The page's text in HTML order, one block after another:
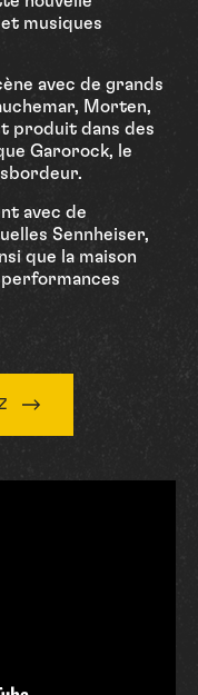
musiques
avec de grands
Morten,
produit dans des
Garorock, le
avec de
Sennheiser,
que la maison